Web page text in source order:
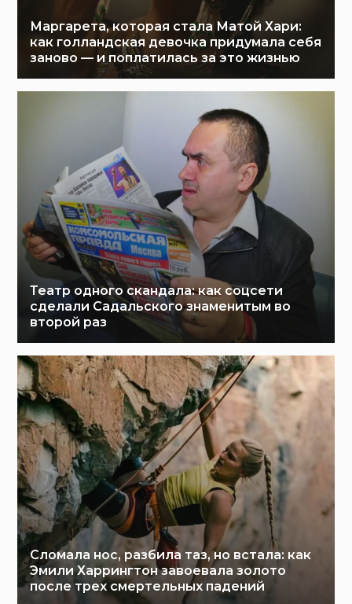
Маргарета, которая стала Матой Хари:
как голландская девочка придумала себя
заново — и поплатилась за это жизнью
Театр одного скандала: как соцсети
сделали Садальского знаменитым во
второй раз
Сломала нос, разбила таз, но встала: как
Эмили Харрингтон завоевала золото
после трех смертельных падений